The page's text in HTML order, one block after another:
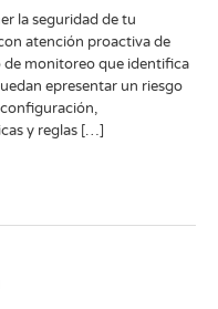
la seguridad de tu
atención proactiva de
de monitoreo que identifica
epresentar un riesgo
y reglas […]